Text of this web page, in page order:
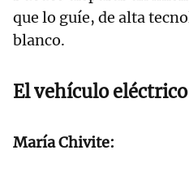
que lo guíe, de alta
blanco.
El vehículo eléctrico
María Chivite: